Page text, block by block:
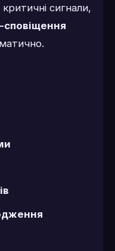
сигнали,
сповіщення